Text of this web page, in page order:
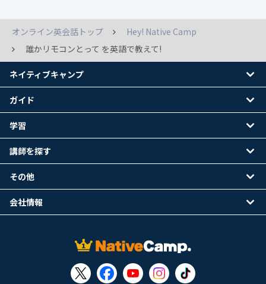
オンライン英会話トップ
Hey! Native Camp
誰かリモコンとって を英語で教えて!
ネイティブキャンプ
ガイド
学習
講師を探す
その他
会社情報